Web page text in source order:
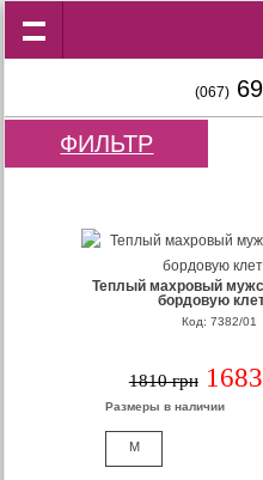
(067)
ФИЛЬТР
Теплый махровый
бордовую
Код: 7382/01
1810 грн
Размеры в наличии
M